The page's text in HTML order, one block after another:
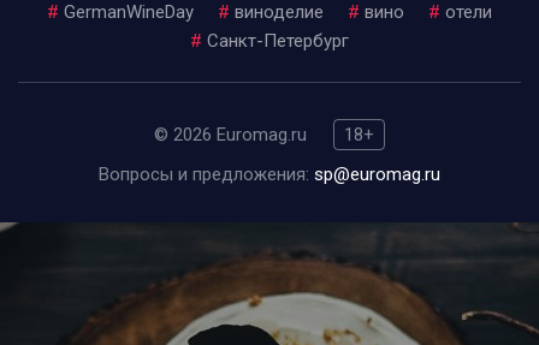
# GermanWineDay # виноделие # вино # отели
# Санкт-Петербург
© 2026 Euromag.ru
18+
Вопросы и предложения: sp@euromag.ru